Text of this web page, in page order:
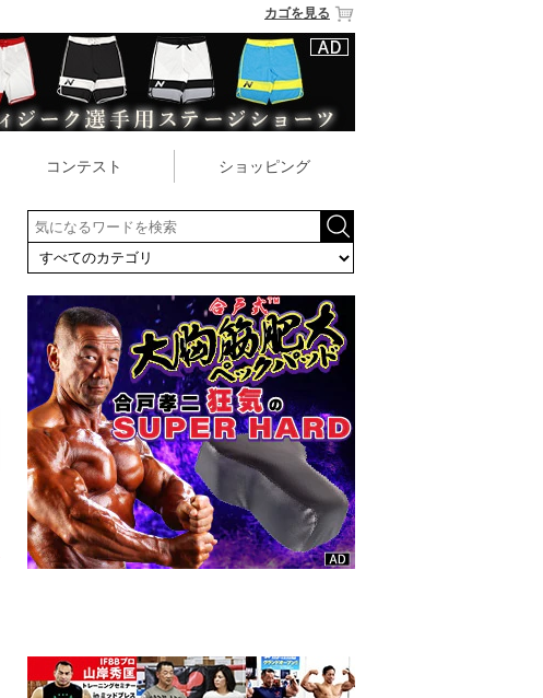
カゴを見る
コンテスト ショッピング